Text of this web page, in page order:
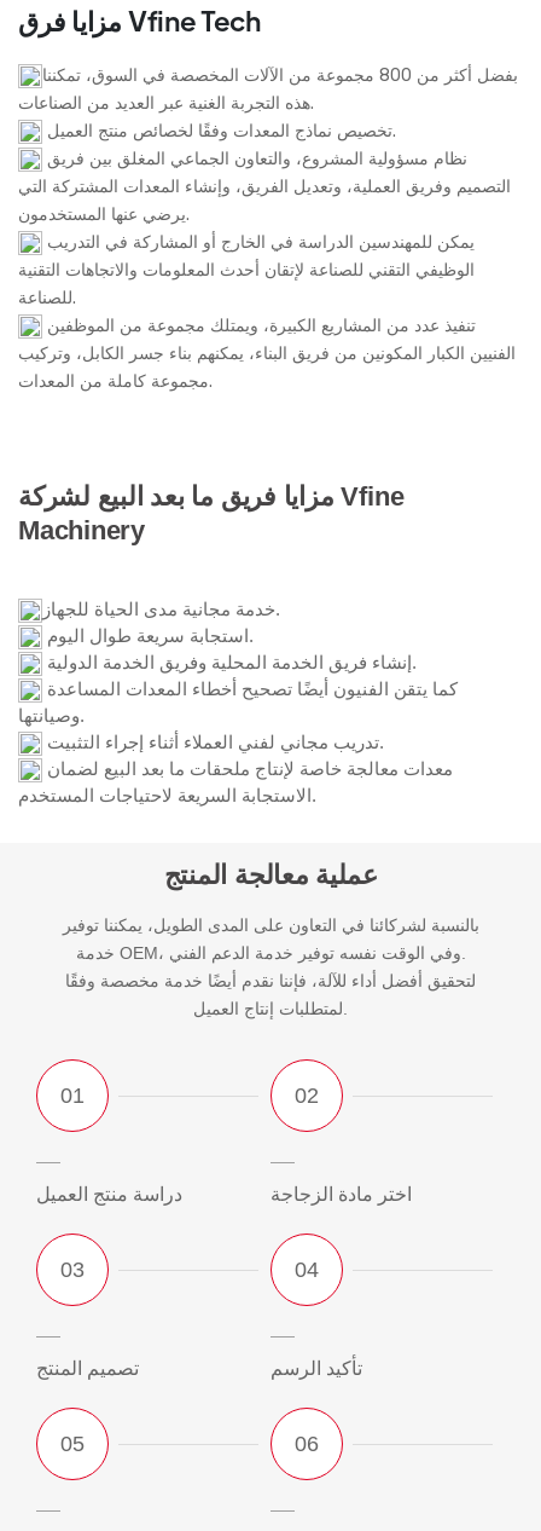
مزايا فرق Vfine Tech
بفضل أكثر من 800 مجموعة من الآلات المخصصة في السوق، تمكننا
هذه التجربة الغنية عبر العديد من الصناعات.
تخصيص نماذج المعدات وفقًا لخصائص منتج العميل.
نظام مسؤولية المشروع، والتعاون الجماعي المغلق بين فريق
التصميم وفريق العملية، وتعديل الفريق، وإنشاء المعدات المشتركة التي
يرضي عنها المستخدمون.
يمكن للمهندسين الدراسة في الخارج أو المشاركة في التدريب
الوظيفي التقني للصناعة لإتقان أحدث المعلومات والاتجاهات التقنية
للصناعة.
تنفيذ عدد من المشاريع الكبيرة، ويمتلك مجموعة من الموظفين
الفنيين الكبار المكونين من فريق البناء، يمكنهم بناء جسر الكابل، وتركيب
مجموعة كاملة من المعدات.
مزايا فريق ما بعد البيع لشركة Vfine
Machinery
خدمة مجانية مدى الحياة للجهاز.
استجابة سريعة طوال اليوم.
إنشاء فريق الخدمة المحلية وفريق الخدمة الدولية.
كما يتقن الفنيون أيضًا تصحيح أخطاء المعدات المساعدة
وصيانتها.
تدريب مجاني لفني العملاء أثناء إجراء التثبيت.
معدات معالجة خاصة لإنتاج ملحقات ما بعد البيع لضمان
الاستجابة السريعة لاحتياجات المستخدم.
عملية معالجة المنتج
بالنسبة لشركائنا في التعاون على المدى الطويل، يمكننا توفير
خدمة OEM، وفي الوقت نفسه توفير خدمة الدعم الفني.
لتحقيق أفضل أداء للآلة، فإننا نقدم أيضًا خدمة مخصصة وفقًا
لمتطلبات إنتاج العميل.
دراسة منتج العميل اختر مادة الزجاجة
تصميم المنتج تأكيد الرسم